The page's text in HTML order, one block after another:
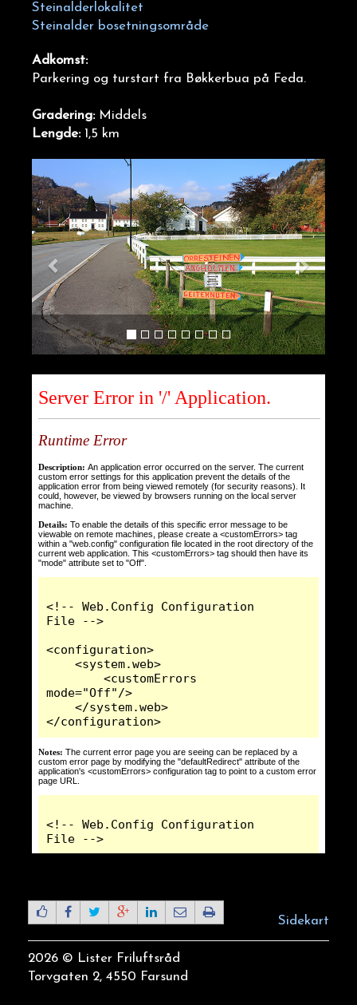
Steinalderlokalitet
Steinalder bosetningsområde
Adkomst:
Parkering og turstart fra Bøkkerbua på Feda.
Gradering:Middels
Lengde:1,5 km
Sidekart
2026 © Lister Friluftsråd
Torvgaten 2, 4550 Farsund